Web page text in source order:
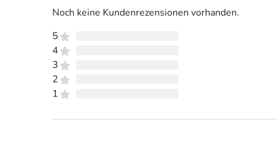
Noch keine Kundenrezensionen vorhanden.
5
4
3
2
1